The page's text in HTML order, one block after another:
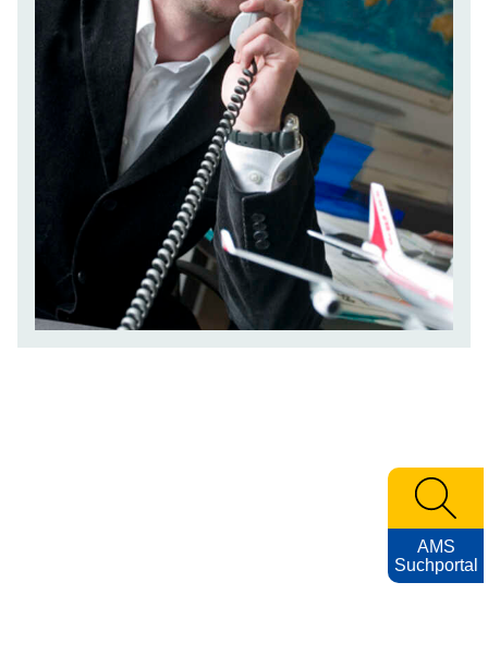
AMS
Suchportal